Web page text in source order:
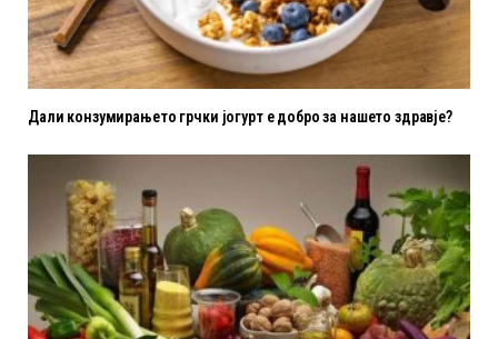
Дали конзумирањето грчки јогурт е добро за нашето здравје?